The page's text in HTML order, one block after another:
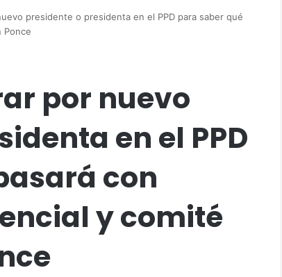
presidente o presidenta en el PPD para saber qué
Ponce
por nuevo
en el PPD
con
y comité